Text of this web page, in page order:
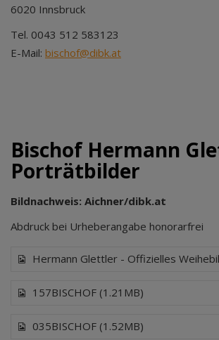
6020 Innsbruck
Tel. 0043 512 583123
E-Mail: bischof@dibk.at
Bischof Hermann
Porträtbilder
Bildnachweis: Aichner/dibk.at
Abdruck bei Urheberangabe honorarfrei
Hermann Glettler - Offizielles
157BISCHOF (1.21MB)
035BISCHOF (1.52MB)